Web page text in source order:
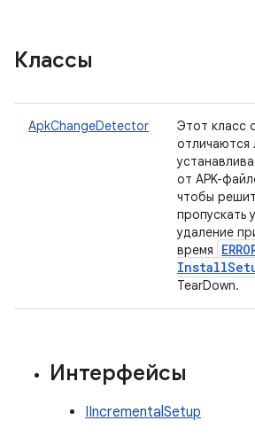
Классы
ApkChangeDetector
Этот класс
отличаются
от APK-
чтобы
пропускать
удаление
время
Install
TearDown.
Интерфейсы
IIncrementalSetup